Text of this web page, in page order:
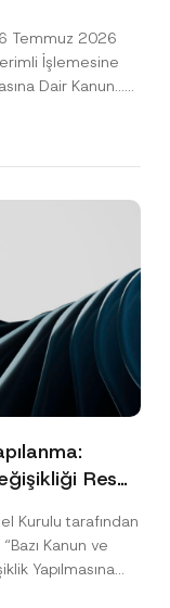
Temmuz 2026
İşlemesine
Dair Kanun...
Resmî
Kurulu tarafından
Kanun ve
Yapılmasına